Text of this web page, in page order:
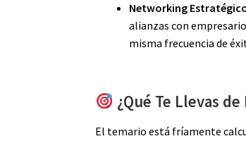
Networking
alianzas con
misma frecuencia de
¿Qué Te Llevas
El temario está fríamente